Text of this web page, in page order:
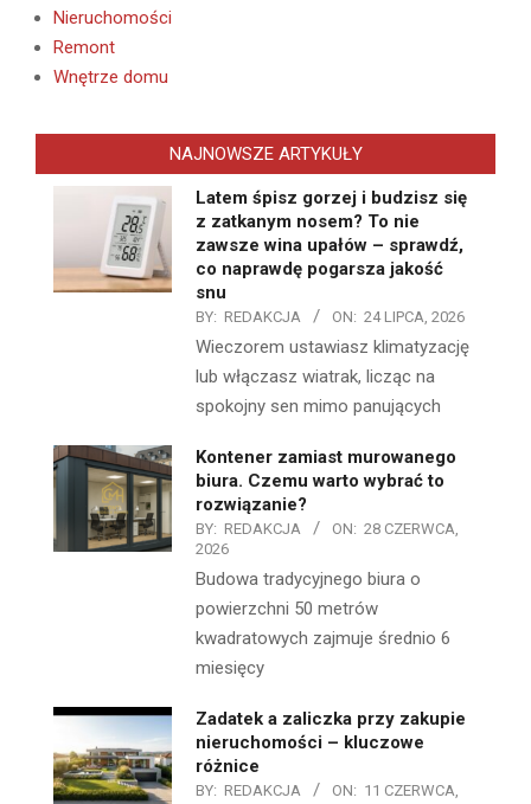
Nieruchomości
Remont
Wnętrze domu
NAJNOWSZE ARTYKUŁY
Latem śpisz gorzej i budzisz się
z zatkanym nosem? To nie
zawsze wina upałów – sprawdź,
co naprawdę pogarsza jakość
snu
BY: REDAKCJA ON: 24 LIPCA, 2026
Wieczorem ustawiasz klimatyzację
lub włączasz wiatrak, licząc na
spokojny sen mimo panujących
Kontener zamiast murowanego
biura. Czemu warto wybrać to
rozwiązanie?
BY: REDAKCJA ON: 28 CZERWCA,
2026
Budowa tradycyjnego biura o
powierzchni 50 metrów
kwadratowych zajmuje średnio 6
miesięcy
Zadatek a zaliczka przy zakupie
nieruchomości – kluczowe
różnice
BY: REDAKCJA ON: 11 CZERWCA,